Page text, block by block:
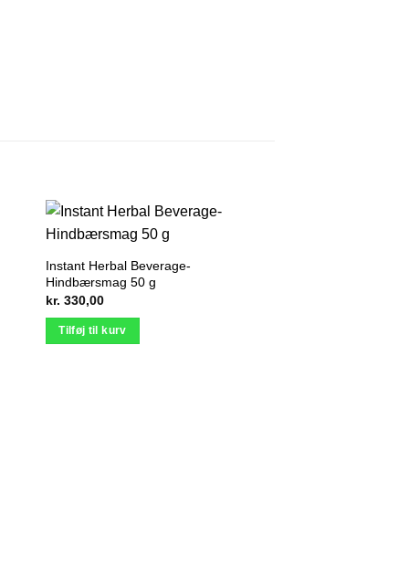
Instant Herbal Beverage-
Hindbærsmag 50 g
kr. 330,00
Tilføj til kurv